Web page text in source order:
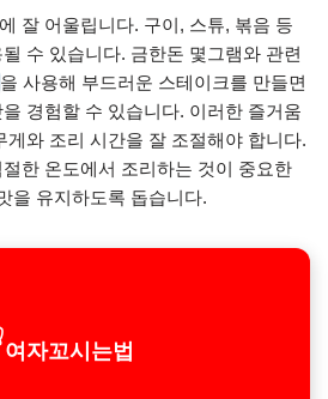
잘 어울립니다. 구이, 스튜, 볶음 등
수 있습니다. 금한돈 몇그램와 관련
을 사용해 부드러운 스테이크를 만들면
경험할 수 있습니다. 이러한 즐거움
게와 조리 시간을 잘 조절해야 합니다.
한 온도에서 조리하는 것이 중요한
을 유지하도록 돕습니다.
여자꼬시는법